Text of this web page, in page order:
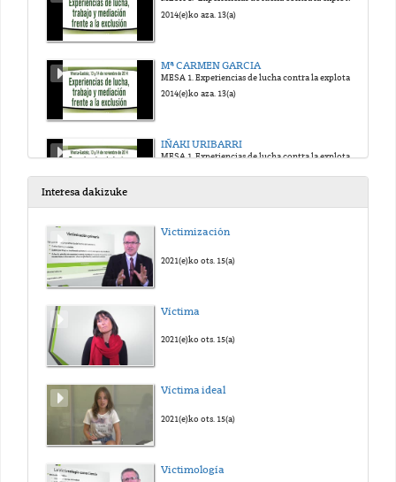
2014(e)ko aza. 13(a)
Mª CARMEN GARCIA
2014(e)ko aza. 13(a)
IÑAKI URIBARRI
MESA 1. Experiencias de lucha contra la explotación y la pobreza
Interesa dakizuke
Victimización
2021(e)ko ots. 15(a)
Víctima
2021(e)ko ots. 15(a)
Víctima ideal
2021(e)ko ots. 15(a)
Victimología